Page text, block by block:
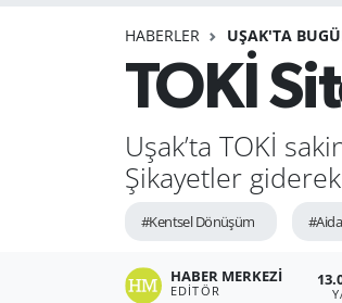
HABERLER UŞAK'TA
TOKİ
Uşak’ta TOKİ
Şikayetler
#Kentsel Dönüşüm
HABER MERKEZI
EDITÖR
Son Dakika Haberleri